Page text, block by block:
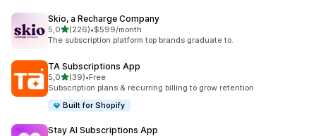
Skio, a Recharge Company
5,0z 5 hvězd
(226)
Celkový počet recenzí: 226
•$599/month
The subscription platform top brands graduate to.
TA Subscriptions App
5,0z 5 hvězd
(39)
Celkový počet recenzí: 39
•Free
Subscription plans & recurring billing to grow retention
Built for Shopify
Stay AI Subscriptions App